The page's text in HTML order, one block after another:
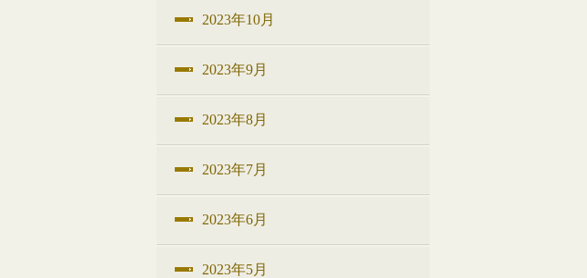
2023年10月
2023年9月
2023年8月
2023年7月
2023年6月
2023年5月